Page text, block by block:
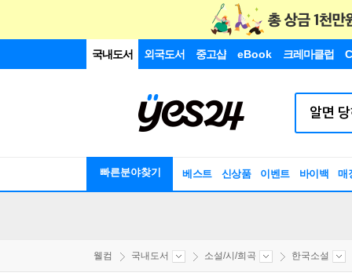
국내도서 외국도서 중고샵 eBook 크레마클럽
빠른분야찾기 베스트 신상품 이벤트 바이백 매
웰컴 국내도서 소설/시/희곡 한국소설